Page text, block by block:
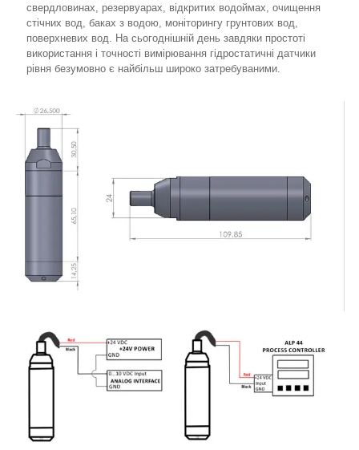
свердловинах, резервуарах, відкритих водоймах, очищення
стічних вод, баках з водою, моніторингу грунтових вод,
поверхневих вод. На сьогоднішній день завдяки простоті
використання і точності вимірювання гідростатичні датчики
рівня безумовно є найбільш широко затребуваними.